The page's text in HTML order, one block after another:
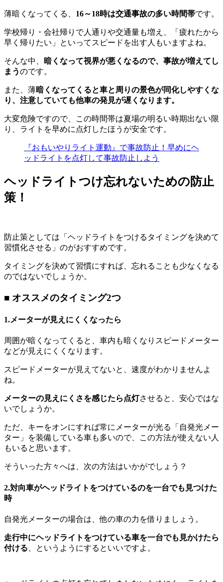
薄暗くなってくる、 16～18時は交通事故の多い時間帯です。
学校帰り・会社帰りで人通りや交通量も増え、「疲れたから
早く帰りたい」といってスピードを出す人もいますよね。
そんな中、
暗くなって視界が悪くなるので、事故が増えてし
まうのです。
また、薄暗くなってくると車と周りの景色が同化しやすくな
り、注意していても他車の発見が遅くなります。
大変危険ですので、この時間帯は夏場の明るい時期出ない限
り、ライトを早めに点灯したほうが安全です。
『おもいやりライト運動』で事故防止！早めにヘ
ッドライトを点灯して事故防止しよう
ヘッドライトつけ忘れないための防止
策！
防止策としては「ヘッドライトをつけるタイミングを決めて
習慣化させる」のがおすすめです。
タイミングを決めて習慣にすれば、忘れることも少なくなる
のではないでしょうか。
■ オススメのタイミング2つ
1.メーターが見えにくくなったら
周囲が暗くなってくると、車内も暗くなりスピードメーター
などが見えにくくなります。
スピードメーターが見えてないと、速度がわかりませんよ
ね。
メーターの見えにくさを感じたら点灯させると、安心ではな
いでしょうか。
ただ、キーをオンにすれば常にメーターが光る「自発光メー
ター」を装備している車も多いので、この方法が使えない人
もいると思います。
そういった方々へは、次の方法はいかがでしょう？
2.対向車がヘッドライトをつけているのを一台でも見つけた
時
自発光メーターの場合は、他の車の力を借りましょう。
走行中にヘッドライトをつけている車を一台でも見かけたら
付ける 、というようにするといいですよ。